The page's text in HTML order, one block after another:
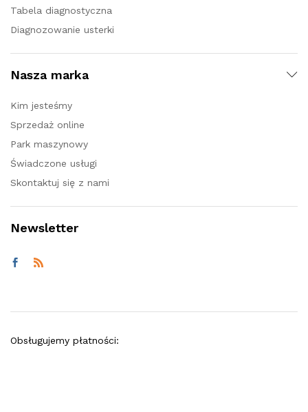
Tabela diagnostyczna
Diagnozowanie usterki
Nasza marka
Kim jesteśmy
Sprzedaż online
Park maszynowy
Świadczone usługi
Skontaktuj się z nami
Newsletter
Obsługujemy płatności: